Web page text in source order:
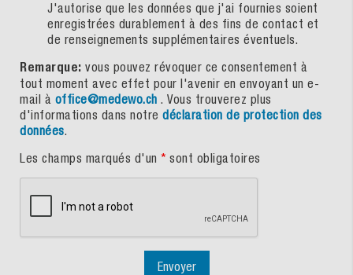
J'autorise que les données que j'ai fournies soient
enregistrées durablement à des fins de contact et
de renseignements supplémentaires éventuels.
Remarque: vous pouvez révoquer ce consentement à
tout moment avec effet pour l'avenir en envoyant un e-
mail à office@medewo.ch . Vous trouverez plus
d'informations dans notre déclaration de protection des
données.
Les champs marqués d'un * sont obligatoires
Envoyer